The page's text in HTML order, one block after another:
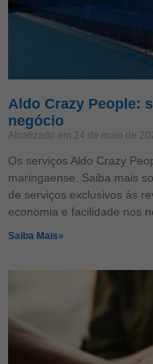
Aldo Crazy People:
negócio
Atualizado em 24 de maio de
Os serviços Aldo Crazy
maringaense. Saiba mais
de serviços exclusivos às
economia e facilidade nos
Saiba Mais»